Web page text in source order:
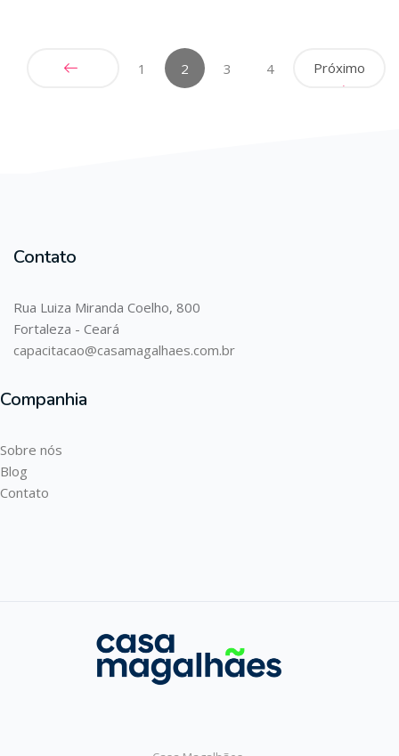
1 2 (atual)3 4 Próximo
Contato
Rua Luiza Miranda Coelho, 800
Fortaleza - Ceará
capacitacao@casamagalhaes.com.br
Companhia
Sobre nós
Blog
Contato